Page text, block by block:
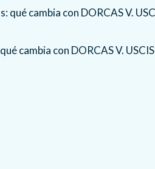
cambia con DORCAS V. USCIS